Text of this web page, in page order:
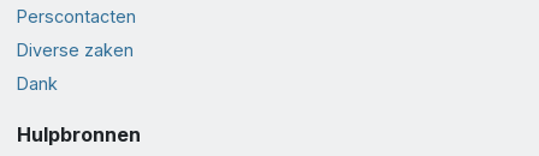
Perscontacten
Diverse zaken
Dank
Hulpbronnen